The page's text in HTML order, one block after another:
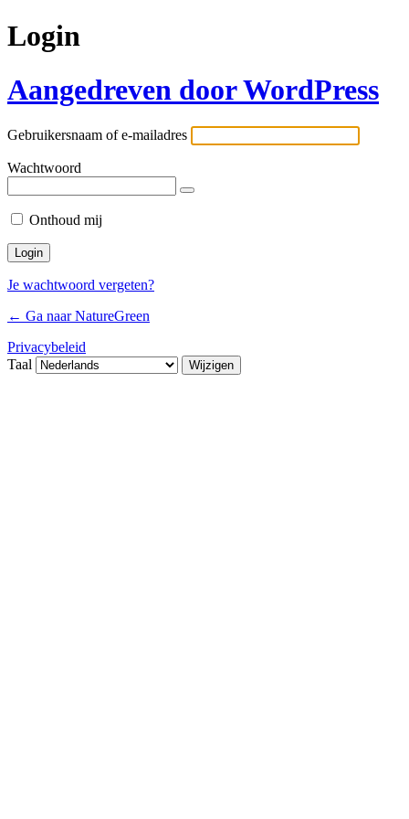
Login
Aangedreven door WordPress
Gebruikersnaam of e-mailadres
Wachtwoord
Onthoud mij
Je wachtwoord vergeten?
← Ga naar NatureGreen
Privacybeleid
Taal